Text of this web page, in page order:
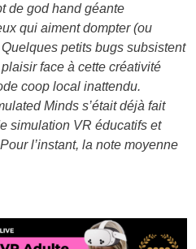
de god hand géante
qui aiment dompter (ou
petits bugs subsistent
face à cette créativité
coop local inattendu.
Minds s’était déjà fait
simulation VR éducatifs et
l’instant, la note moyenne